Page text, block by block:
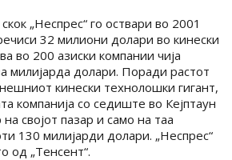
„Неспрес“ го оствари во 2001
32 милиони долари во кинески
во 200 азиски компании чија
милијарда долари. Поради растот
кинески технолошки гигант,
компанија со седиште во Кејптаун
својот пазар и само на таа
130 милијарди долари. „Неспрес“
од „Тенсент“.